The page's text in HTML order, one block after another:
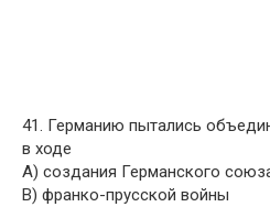
41. Германию пытались
в ходе
A) создания Германского
B) франко-прусской войны